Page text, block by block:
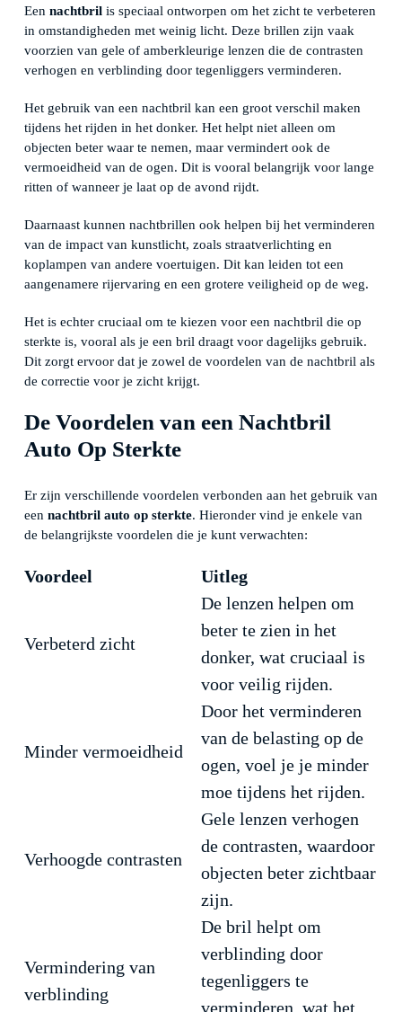
Een nachtbril is speciaal ontworpen om het zicht te verbeteren
in omstandigheden met weinig licht. Deze brillen zijn vaak
voorzien van gele of amberkleurige lenzen die de contrasten
verhogen en verblinding door tegenliggers verminderen.
Het gebruik van een nachtbril kan een groot verschil maken
tijdens het rijden in het donker. Het helpt niet alleen om
objecten beter waar te nemen, maar vermindert ook de
vermoeidheid van de ogen. Dit is vooral belangrijk voor lange
ritten of wanneer je laat op de avond rijdt.
Daarnaast kunnen nachtbrillen ook helpen bij het verminderen
van de impact van kunstlicht, zoals straatverlichting en
koplampen van andere voertuigen. Dit kan leiden tot een
aangenamere rijervaring en een grotere veiligheid op de weg.
Het is echter cruciaal om te kiezen voor een nachtbril die op
sterkte is, vooral als je een bril draagt voor dagelijks gebruik.
Dit zorgt ervoor dat je zowel de voordelen van de nachtbril als
de correctie voor je zicht krijgt.
De Voordelen van een Nachtbril
Auto Op Sterkte
Er zijn verschillende voordelen verbonden aan het gebruik van
een nachtbril auto op sterkte. Hieronder vind je enkele van
de belangrijkste voordelen die je kunt verwachten:
Voordeel Uitleg
Verbeterd zicht
De lenzen helpen om
beter te zien in het
donker, wat cruciaal is
voor veilig rijden.
Minder vermoeidheid
Door het verminderen
van de belasting op de
ogen, voel je je minder
moe tijdens het rijden.
Verhoogde contrasten
Gele lenzen verhogen
de contrasten, waardoor
objecten beter zichtbaar
zijn.
Vermindering van
verblinding
De bril helpt om
verblinding door
tegenliggers te
verminderen, wat het